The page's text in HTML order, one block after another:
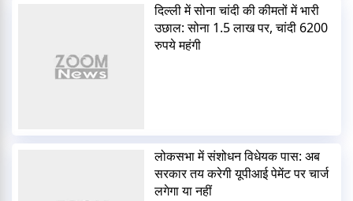
दिल्ली में सोना चांदी की कीमतों में भारी
उछाल: सोना 1.5 लाख पर, चांदी 6200
रुपये महंगी
लोकसभा में संशोधन विधेयक पास: अब
सरकार तय करेगी यूपीआई पेमेंट पर चार्ज
लगेगा या नहीं